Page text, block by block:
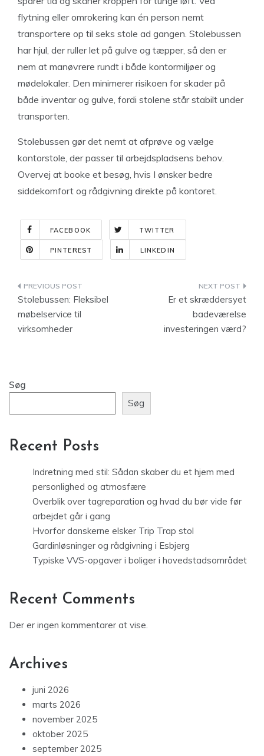
flytning eller omrokering kan én person nemt
transportere op til seks stole ad gangen. Stolebussen
har hjul, der ruller let på gulve og tæpper, så den er
nem at manøvrere rundt i både kontormiljøer og
mødelokaler. Den minimerer risikoen for skader på
både inventar og gulve, fordi stolene står stabilt under
transporten.
Stolebussen gør det nemt at afprøve og vælge
kontorstole, der passer til arbejdspladsens behov.
Overvej at booke et besøg, hvis I ønsker bedre
siddekomfort og rådgivning direkte på kontoret.
FACEBOOK TWITTER
PINTEREST LINKEDIN
Indlægsnavigation
Stolebussen: Fleksibel
møbelservice til
virksomheder
Er et skræddersyet
badeværelse
investeringen værd?
Søg
Søg
Recent Posts
Indretning med stil: Sådan skaber du et hjem med
personlighed og atmosfære
Overblik over tagreparation og hvad du bør vide før
arbejdet går i gang
Hvorfor danskerne elsker Trip Trap stol
Gardinløsninger og rådgivning i Esbjerg
Typiske VVS-opgaver i boliger i hovedstadsområdet
Recent Comments
Der er ingen kommentarer at vise.
Archives
juni 2026
marts 2026
november 2025
oktober 2025
september 2025